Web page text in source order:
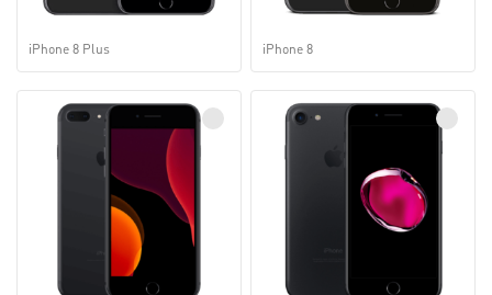
iPhone 8 Plus iPhone 8